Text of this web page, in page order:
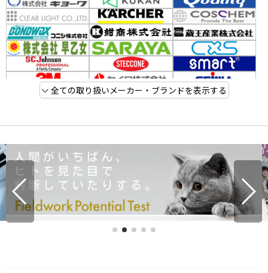
全ての取り扱いメーカー・ブランドを表示する